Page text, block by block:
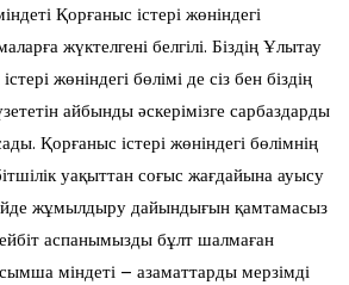
Қорғаныс істері жөніндегі
жүктелгені белгілі. Біздің Ұлытау
жөніндегі бөлімі де сіз бен біздің
айбынды әскерімізге сарбаздарды
Қорғаныс істері жөніндегі бөлімнің
уақыттан соғыс жағдайына ауысу
жұмылдыру дайындығын қамтамасыз
аспанымызды бұлт шалмаған
міндеті – азаматтарды мерзімді